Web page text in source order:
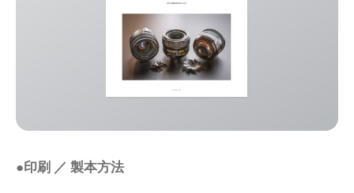
●印刷 ／ 製本方法